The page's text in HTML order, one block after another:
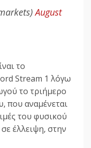
August
το
Stream 1 λόγω
το τριήμερο
που αναμένεται
του φυσικού
έλλειψη, στην